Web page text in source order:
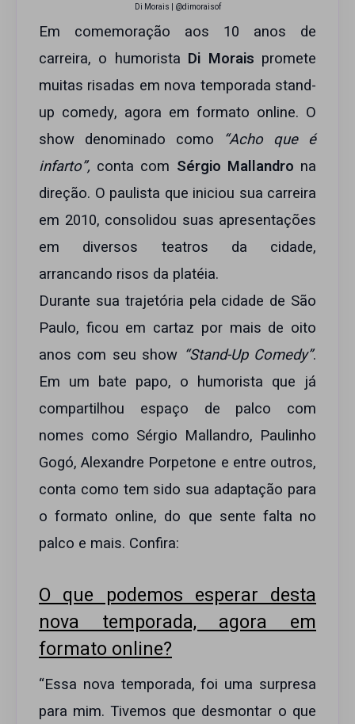
Di Morais | @dimoraisof
Em comemoração aos 10 anos de
carreira, o humorista Di Morais promete
muitas risadas em nova temporada stand-
up comedy, agora em formato online. O
show denominado como “Acho que é
infarto”, conta com Sérgio Mallandro na
direção. O paulista que iniciou sua carreira
em 2010, consolidou suas apresentações
em diversos teatros da cidade,
arrancando risos da platéia.
Durante sua trajetória pela cidade de São
Paulo, ficou em cartaz por mais de oito
anos com seu show “Stand-Up Comedy”.
Em um bate papo, o humorista que já
compartilhou espaço de palco com
nomes como Sérgio Mallandro, Paulinho
Gogó, Alexandre Porpetone e entre outros,
conta como tem sido sua adaptação para
o formato online, do que sente falta no
palco e mais. Confira:
O que podemos esperar desta
nova temporada, agora em
formato online?
“Essa nova temporada, foi uma surpresa
para mim. Tivemos que desmontar o que